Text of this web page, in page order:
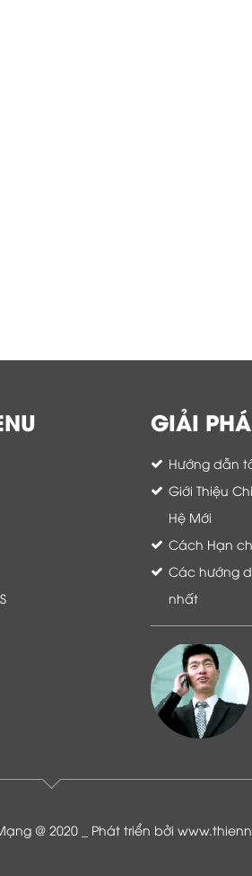
GIẢI
Hướng dẫn
Giới Thiệu
Hệ Mới
Cách Hạn
Các hướng
nhất
sử dụng dịch vụ của
@ 2020 _ Phát triển bởi